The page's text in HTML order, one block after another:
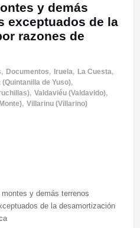
y demás
exceptuados de la
razones de
, Documentos, Iruela, La Cuesta,
de Yuso),
, Valdaviéu (Valdavido),
, Villarinu (Villarino)
y demás terrenos
de la desamortización